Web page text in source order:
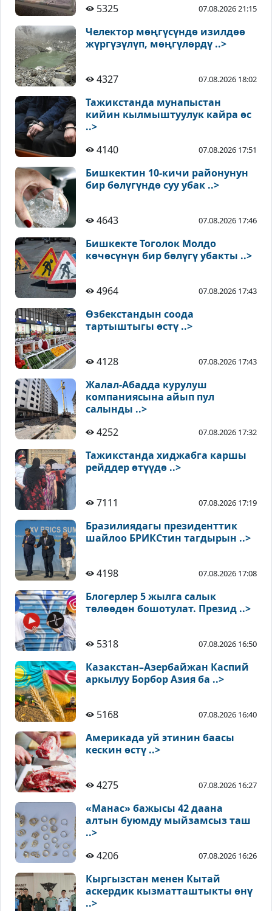
5325 07.08.2026 21:15
Челектор мөңгүсүндө изилдөө
жүргүзүлүп, мөңгүлөрдү ..>
4327 07.08.2026 18:02
Тажикстанда мунапыстан
кийин кылмыштуулук кайра өс
..>
4140
07.08.2026 17:51
Бишкектин 10-кичи районунун
бир бөлүгүндө суу убак ..>
4643 07.08.2026 17:46
Бишкекте Тоголок Молдо
көчөсүнүн бир бөлүгү убакты ..>
4964 07.08.2026 17:43
Өзбекстандын соода
тартыштыгы өстү ..>
4128 07.08.2026 17:43
Жалал-Абадда курулуш
компаниясына айып пул
салынды ..>
4252
07.08.2026 17:32
Тажикстанда хиджабга каршы
рейддер өтүүдө ..>
7111 07.08.2026 17:19
Бразилиядагы президенттик
шайлоо БРИКСтин тагдырын ..>
4198 07.08.2026 17:08
Блогерлер 5 жылга салык
төлөөдөн бошотулат. Презид ..>
5318 07.08.2026 16:50
Казакстан–Азербайжан Каспий
аркылуу Борбор Азия ба ..>
5168 07.08.2026 16:40
Америкада уй этинин баасы
кескин өстү ..>
4275 07.08.2026 16:27
«Манас» бажысы 42 даана
алтын буюмду мыйзамсыз таш
..>
4206
07.08.2026 16:26
Кыргызстан менен Кытай
аскердик кызматташтыкты өнү
..>